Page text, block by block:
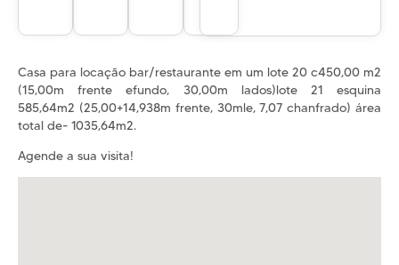
Casa para locação bar/restaurante em um lote 20 c450,00 m2
(15,00m frente efundo, 30,00m lados)lote 21 esquina
585,64m2 (25,00+14,938m frente, 30mle, 7,07 chanfrado) área
total de- 1035,64m2.
Agende a sua visita!